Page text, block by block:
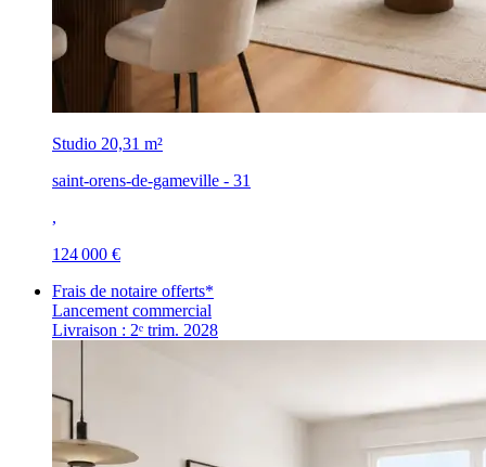
Studio 20,31 m²
saint-orens-de-gameville - 31
,
124 000 €
Frais de notaire offerts*
Lancement commercial
Livraison : 2ᵉ trim. 2028